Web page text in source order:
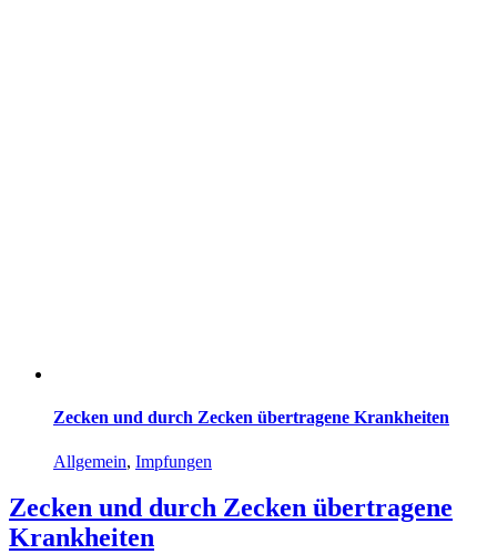
Zecken und durch Zecken übertragene Krankheiten
Allgemein, Impfungen
Zecken und durch Zecken übertragene
Krankheiten